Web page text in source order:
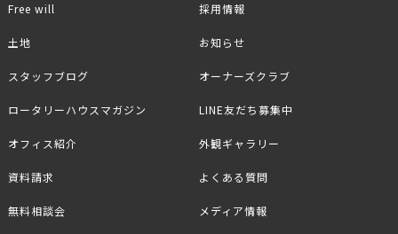
Free will
土地
採用情報
お知らせ
スタッフブログ
ロータリーハウスマガジン
オフィス紹介
資料請求
無料相談会
オーナーズクラブ
LINE友だち募集中
外観ギャラリー
よくある質問
メディア情報